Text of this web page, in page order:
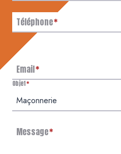
Téléphone*
Email*
Objet*
Message*